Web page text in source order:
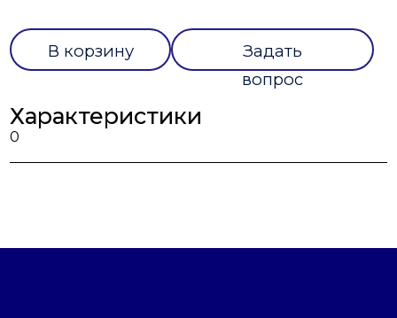
В корзину
Задать
вопрос
Характеристики
0